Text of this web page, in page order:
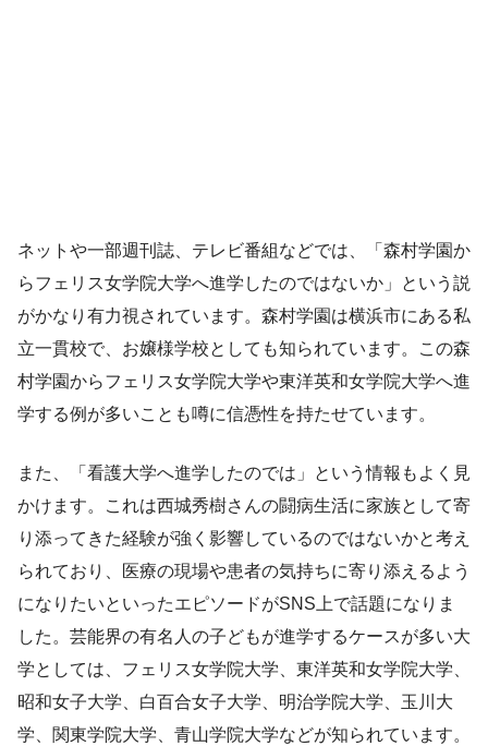
ネットや一部週刊誌、テレビ番組などでは、「森村学園か
らフェリス女学院大学へ進学したのではないか」という説
がかなり有力視されています。森村学園は横浜市にある私
立一貫校で、お嬢様学校としても知られています。この森
村学園からフェリス女学院大学や東洋英和女学院大学へ進
学する例が多いことも噂に信憑性を持たせています。
また、「看護大学へ進学したのでは」という情報もよく見
かけます。これは西城秀樹さんの闘病生活に家族として寄
り添ってきた経験が強く影響しているのではないかと考え
られており、医療の現場や患者の気持ちに寄り添えるよう
になりたいといったエピソードがSNS上で話題になりま
した。芸能界の有名人の子どもが進学するケースが多い大
学としては、フェリス女学院大学、東洋英和女学院大学、
昭和女子大学、白百合女子大学、明治学院大学、玉川大
学、関東学院大学、青山学院大学などが知られています。